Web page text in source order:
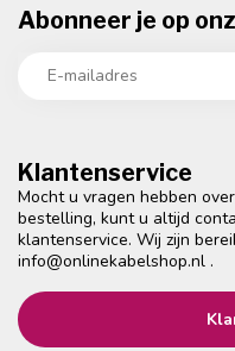
Klantenservice
Mocht u vragen hebben
bestelling, kunt u altijd
klantenservice. Wij zijn
info@onlinekabelshop.nl .
Abonneer je op